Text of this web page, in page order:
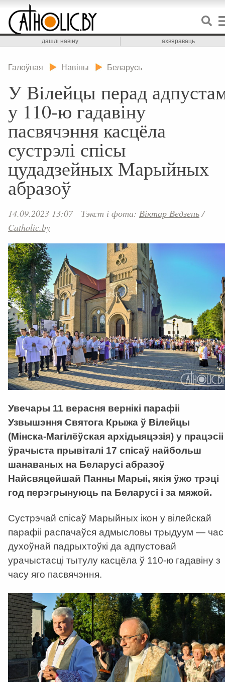
дашлі навіну ахвяраваць
Галоўная Навіны Беларусь
У Вілейцы перад
у 110-ю гадавіну
пасвячэння касцёла
сустрэлі спісы
цудадзейных Марыйных
абразоў
14.09.2023 13:07 Тэкст і фота: Віктар Ведзень/
Catholic.by
Увечары 11 верасня вернікі парафіі
Узвышэння Святога Крыжа ў Вілейцы
(Мінска-Магілёўская архідыяцэзія) у працэсіі
ўрачыста прывіталі 17 спісаў найбольш
шанаваных на Беларусі абразоў
Найсвяцейшай Панны Марыі, якія ўжо трэці
год перэгрынуюць па Беларусі і за мяжой.
Сустрэчай спісаў Марыйных ікон у вілейскай
парафіі распачаўся адмысловы трыдуум — час
духоўнай падрыхтоўкі да адпустовай
урачыстасці тытулу касцёла ў 110-ю гадавіну з
часу яго пасвячэння.